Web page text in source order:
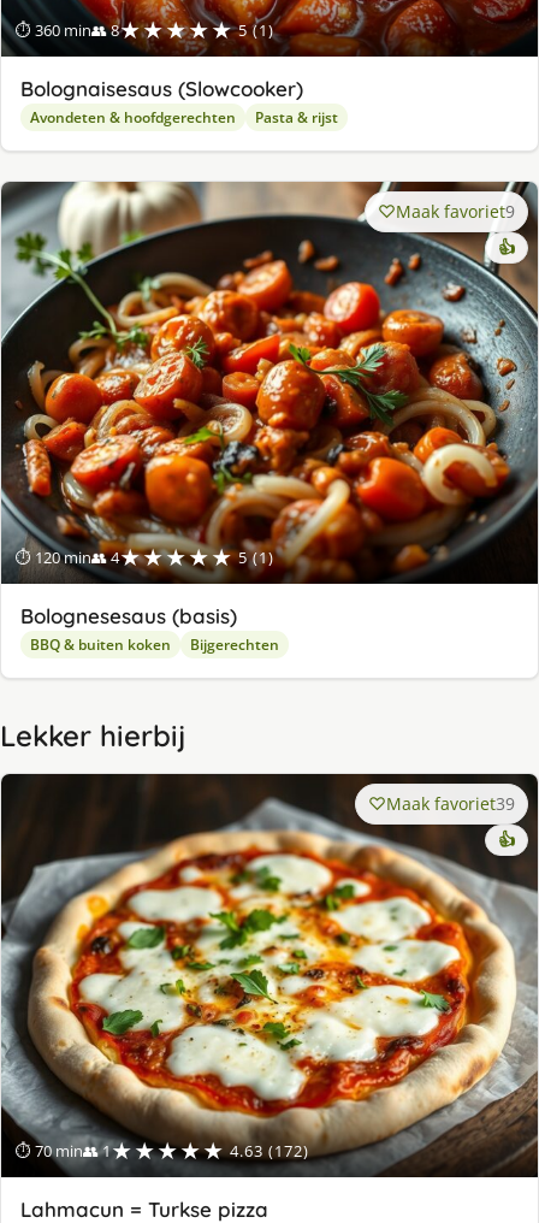
⏱ 360 min👥 8★★★★★ 5 (1)
Bolognaisesaus (Slowcooker)
Avondeten & hoofdgerechten Pasta & rijst
⏱ 120 min👥 4★★★★★ 5 (1)
Maak favoriet9
👍
Bolognesesaus (basis)
BBQ & buiten koken Bijgerechten
Lekker hierbij
⏱ 70 min👥 1★★★★★ 4.63 (172)
Maak favoriet39
👍
Lahmacun = Turkse pizza